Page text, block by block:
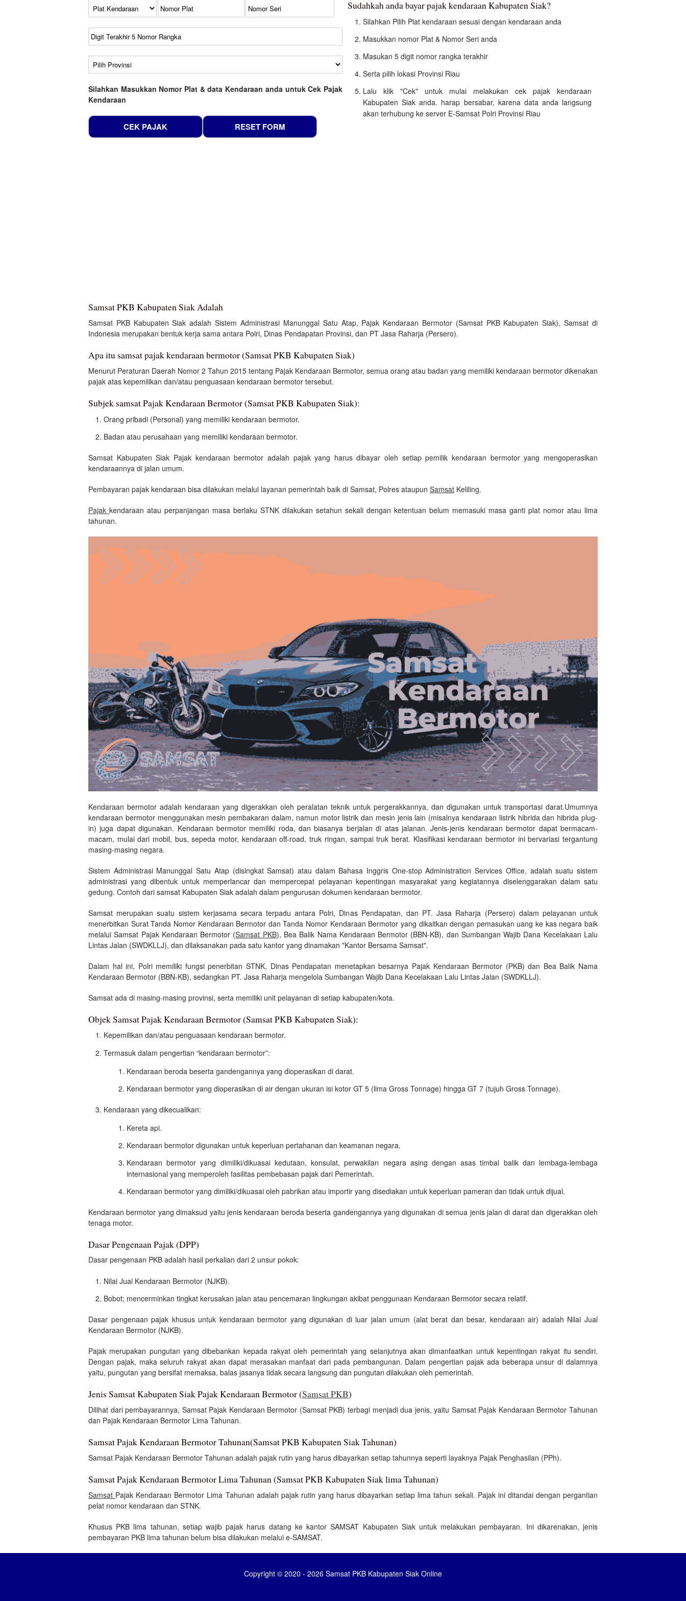
Kode Plat Kendaraan
No Plat
No Seri
No Rangka
Wilayah
Silahkan Masukkan Nomor Plat & data Kendaraan anda untuk Cek Pajak
Kendaraan
Sudahkah anda bayar pajak kendaraan Kabupaten Siak?
Silahkan Pilih Plat kendaraan sesuai dengan kendaraan anda
Masukkan nomor Plat & Nomor Seri anda
Masukan 5 digit nomor rangka terakhir
Serta pilih lokasi Provinsi Riau
Lalu klik "Cek" untuk mulai melakukan cek pajak kendaraan
Kabupaten Siak anda. harap bersabar, karena data anda langsung
akan terhubung ke server E-Samsat Polri Provinsi Riau
Samsat PKB Kabupaten Siak Adalah
Samsat PKB Kabupaten Siak adalah Sistem Administrasi Manunggal Satu Atap, Pajak Kendaraan Bermotor (Samsat PKB Kabupaten Siak), Samsat di
Indonesia merupakan bentuk kerja sama antara Polri, Dinas Pendapatan Provinsi, dan PT Jasa Raharja (Persero).
Apa itu samsat pajak kendaraan bermotor (Samsat PKB Kabupaten Siak)
Menurut Peraturan Daerah Nomor 2 Tahun 2015 tentang Pajak Kendaraan Bermotor, semua orang atau badan yang memiliki kendaraan bermotor dikenakan
pajak atas kepemilikan dan/atau penguasaan kendaraan bermotor tersebut.
Subjek samsat Pajak Kendaraan Bermotor (Samsat PKB Kabupaten Siak):
Orang pribadi (Personal) yang memiliki kendaraan bermotor.
Badan atau perusahaan yang memiliki kendaraan bermotor.
Samsat Kabupaten Siak Pajak kendaraan bermotor adalah pajak yang harus dibayar oleh setiap pemilik kendaraan bermotor yang mengoperasikan
kendaraannya di jalan umum.
Pembayaran pajak kendaraan bisa dilakukan melalui layanan pemerintah baik di Samsat, Polres ataupun Samsat Keliling.
Pajak kendaraan atau perpanjangan masa berlaku STNK dilakukan setahun sekali dengan ketentuan belum memasuki masa ganti plat nomor atau lima
tahunan.
Kendaraan bermotor adalah kendaraan yang digerakkan oleh peralatan teknik untuk pergerakkannya, dan digunakan untuk transportasi darat.Umumnya
kendaraan bermotor menggunakan mesin pembakaran dalam, namun motor listrik dan mesin jenis lain (misalnya kendaraan listrik hibrida dan hibrida plug-
in) juga dapat digunakan. Kendaraan bermotor memiliki roda, dan biasanya berjalan di atas jalanan. Jenis-jenis kendaraan bermotor dapat bermacam-
macam, mulai dari mobil, bus, sepeda motor, kendaraan off-road, truk ringan, sampai truk berat. Klasifikasi kendaraan bermotor ini bervariasi tergantung
masing-masing negara.
Sistem Administrasi Manunggal Satu Atap (disingkat Samsat) atau dalam Bahasa Inggris One-stop Administration Services Office, adalah suatu sistem
administrasi yang dibentuk untuk memperlancar dan mempercepat pelayanan kepentingan masyarakat yang kegiatannya diselenggarakan dalam satu
gedung. Contoh dari samsat Kabupaten Siak adalah dalam pengurusan dokumen kendaraan bermotor.
Samsat merupakan suatu sistem kerjasama secara terpadu antara Polri, Dinas Pendapatan, dan PT. Jasa Raharja (Persero) dalam pelayanan untuk
menerbitkan Surat Tanda Nomor Kendaraan Bermotor dan Tanda Nomor Kendaraan Bermotor yang dikaitkan dengan pemasukan uang ke kas negara baik
melalui Samsat Pajak Kendaraan Bermotor (Samsat PKB), Bea Balik Nama Kendaraan Bermotor (BBN-KB), dan Sumbangan Wajib Dana Kecelakaan Lalu
Lintas Jalan (SWDKLLJ), dan dilaksanakan pada satu kantor yang dinamakan "Kantor Bersama Samsat".
Dalam hal ini, Polri memiliki fungsi penerbitan STNK, Dinas Pendapatan menetapkan besarnya Pajak Kendaraan Bermotor (PKB) dan Bea Balik Nama
Kendaraan Bermotor (BBN-KB), sedangkan PT. Jasa Raharja mengelola Sumbangan Wajib Dana Kecelakaan Lalu Lintas Jalan (SWDKLLJ).
Samsat ada di masing-masing provinsi, serta memiliki unit pelayanan di setiap kabupaten/kota.
Objek Samsat Pajak Kendaraan Bermotor (Samsat PKB Kabupaten Siak):
Kepemilikan dan/atau penguasaan kendaraan bermotor.
Termasuk dalam pengertian “kendaraan bermotor”:
Kendaraan beroda beserta gandengannya yang dioperasikan di darat.
Kendaraan bermotor yang dioperasikan di air dengan ukuran isi kotor GT 5 (lima Gross Tonnage) hingga GT 7 (tujuh Gross Tonnage).
Kendaraan yang dikecualikan:
Kereta api.
Kendaraan bermotor digunakan untuk keperluan pertahanan dan keamanan negara.
Kendaraan bermotor yang dimiliki/dikuasai kedutaan, konsulat, perwakilan negara asing dengan asas timbal balik dan lembaga-lembaga
internasional yang memperoleh fasilitas pembebasan pajak dari Pemerintah.
Kendaraan bermotor yang dimiliki/dikuasai oleh pabrikan atau importir yang disediakan untuk keperluan pameran dan tidak untuk dijual.
Kendaraan bermotor yang dimaksud yaitu jenis kendaraan beroda beserta gandengannya yang digunakan di semua jenis jalan di darat dan digerakkan oleh
tenaga motor.
Dasar Pengenaan Pajak (DPP)
Dasar pengenaan PKB adalah hasil perkalian dari 2 unsur pokok:
Nilai Jual Kendaraan Bermotor (NJKB).
Bobot; mencerminkan tingkat kerusakan jalan atau pencemaran lingkungan akibat penggunaan Kendaraan Bermotor secara relatif.
Dasar pengenaan pajak khusus untuk kendaraan bermotor yang digunakan di luar jalan umum (alat berat dan besar, kendaraan air) adalah Nilai Jual
Kendaraan Bermotor (NJKB).
Pajak merupakan pungutan yang dibebankan kepada rakyat oleh pemerintah yang selanjutnya akan dimanfaatkan untuk kepentingan rakyat itu sendiri.
Dengan pajak, maka seluruh rakyat akan dapat merasakan manfaat dari pada pembangunan. Dalam pengertian pajak ada beberapa unsur di dalamnya
yaitu, pungutan yang bersifat memaksa, balas jasanya tidak secara langsung dan pungutan dilakukan oleh pemerintah.
Jenis Samsat Kabupaten Siak Pajak Kendaraan Bermotor (Samsat PKB)
Dilihat dari pembayarannya, Samsat Pajak Kendaraan Bermotor (Samsat PKB) terbagi menjadi dua jenis, yaitu Samsat Pajak Kendaraan Bermotor Tahunan
dan Pajak Kendaraan Bermotor Lima Tahunan.
Samsat Pajak Kendaraan Bermotor Tahunan(Samsat PKB Kabupaten Siak Tahunan)
Samsat Pajak Kendaraan Bermotor Tahunan adalah pajak rutin yang harus dibayarkan setiap tahunnya seperti layaknya Pajak Penghasilan (PPh).
Samsat Pajak Kendaraan Bermotor Lima Tahunan (Samsat PKB Kabupaten Siak lima Tahunan)
Samsat Pajak Kendaraan Bermotor Lima Tahunan adalah pajak rutin yang harus dibayarkan setiap lima tahun sekali. Pajak ini ditandai dengan pergantian
pelat nomor kendaraan dan STNK.
Khusus PKB lima tahunan, setiap wajib pajak harus datang ke kantor SAMSAT Kabupaten Siak untuk melakukan pembayaran. Ini dikarenakan, jenis
pembayaran PKB lima tahunan belum bisa dilakukan melalui e-SAMSAT.
Copyright © 2020 - 2026 Samsat PKB Kabupaten Siak Online